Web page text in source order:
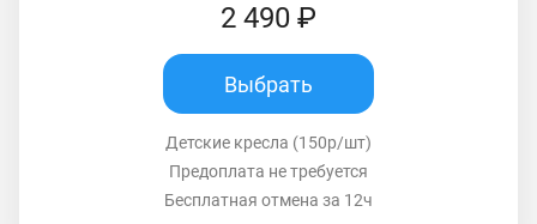
2 490 ₽
Выбрать
Детские кресла (150р/шт)
Предоплата не требуется
Бесплатная отмена за 12ч